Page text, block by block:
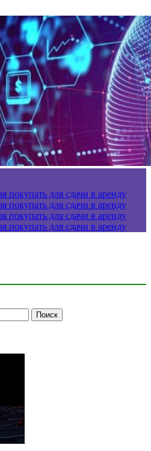
покупать для сдачи в аренду
покупать для сдачи в аренду
покупать для сдачи в аренду
покупать для сдачи в аренду